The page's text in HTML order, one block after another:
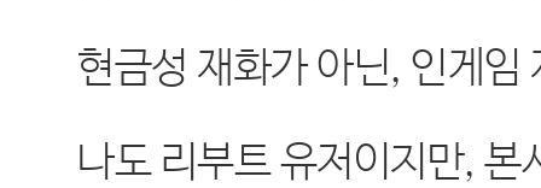
현금성 재화가 아닌, 인게
나도 리부트 유저이지만,